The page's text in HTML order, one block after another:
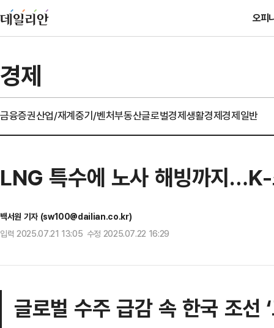
오피
경제
금융증권산업/재계중기/벤처부동산글로벌경제생활경제경제일반
LNG 특수에 노사 해빙까지…K-
백서원 기자 (sw100@dailian.co.kr)
입력 2025.07.21 13:05 수정 2025.07.22 16:29
글로벌 수주 급감 속 한국 조선